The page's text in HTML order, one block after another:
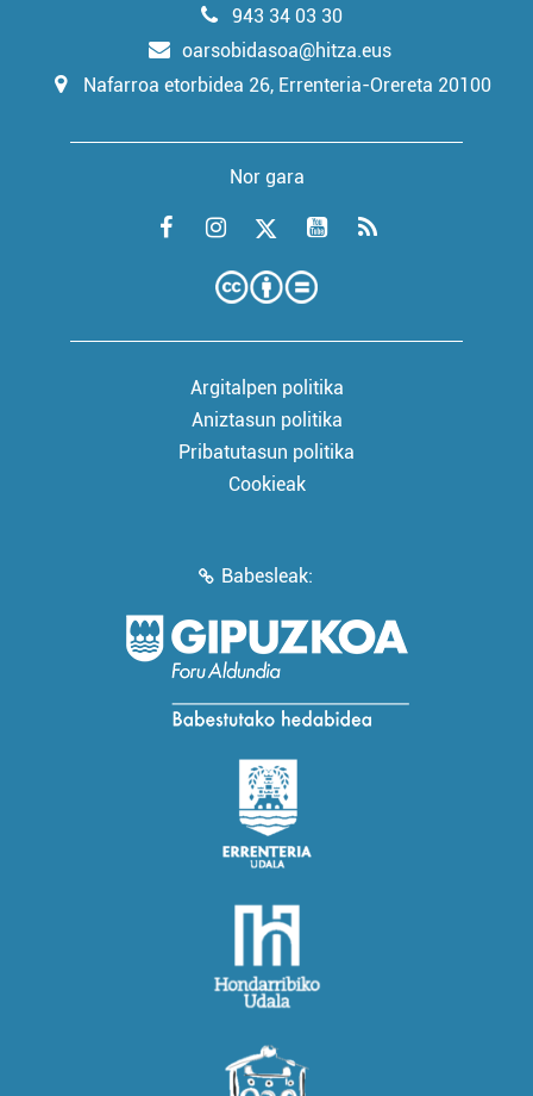
943 34 03 30
oarsobidasoa@hitza.eus
Nafarroa etorbidea 26, Errenteria-Orereta 20100
Nor gara
Argitalpen politika
Aniztasun politika
Pribatutasun politika
Cookieak
Babesleak: